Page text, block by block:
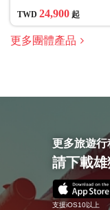
(彩妝)
TWD 24,900 起
更多團體產品
更多旅遊行
請下載
支援iOS10以上